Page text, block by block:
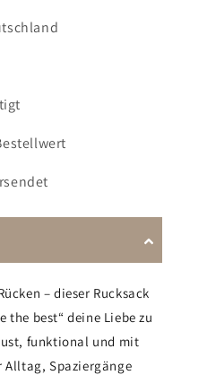
– dieser Rucksack
the best“ deine Liebe zu
funktional und mit
Alltag, Spaziergänge